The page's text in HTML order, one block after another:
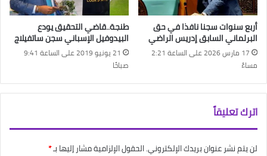
أربع سنوات سجنا نافذا في حق
البرلماني السابق إدريس الراضي
17 مارس 2026 على الساعة 2:21
مساءً
طنجة..قاضي التحقيق يودع
البيدوفيل الإسباني سجن ساتفيلاج
21 يونيو 2019 على الساعة 9:41
صباحًا
اترك تعليقاً
لن يتم نشر عنوان بريدك الإلكتروني.الحقول الإلزامية مشار إليها بـ*